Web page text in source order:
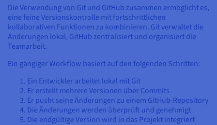
Die Verwendung von Git und GitHub zusammen ermöglicht es,
eine feine Versionskontrolle mit fortschrittlichen
kollaborativen Funktionen zu kombinieren. Git verwaltet die
Änderungen lokal, GitHub zentralisiert und organisiert die
Teamarbeit.
Ein gängiger Workflow basiert auf den folgenden Schritten:
Ein Entwickler arbeitet lokal mit Git
Er erstellt mehrere Versionen über Commits
Er pusht seine Änderungen zu einem GitHub-Repository
Die Änderungen werden überprüft und genehmigt
Die endgültige Version wird in das Projekt integriert